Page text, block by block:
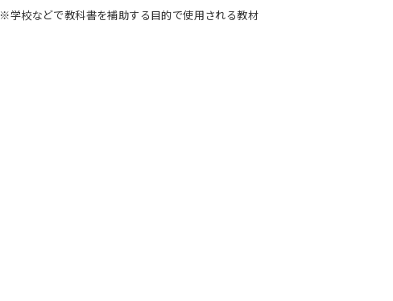
※学校などで教科書を補助する目的で使用される教材